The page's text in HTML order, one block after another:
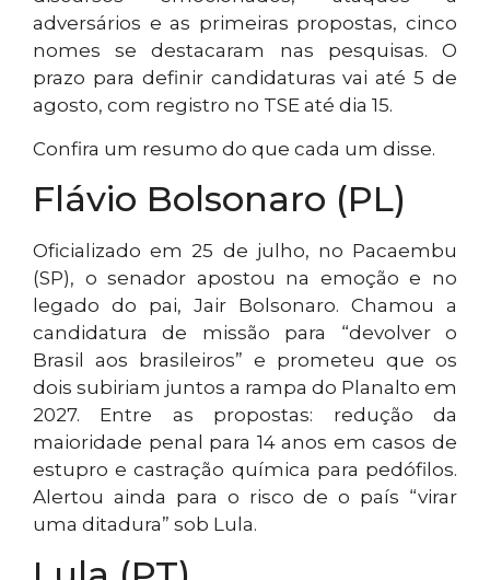
adversários e as primeiras propostas, cinco
nomes se destacaram nas pesquisas. O
prazo para definir candidaturas vai até 5 de
agosto, com registro no TSE até dia 15.
Confira um resumo do que cada um disse.
Flávio Bolsonaro (PL)
Oficializado em 25 de julho, no Pacaembu
(SP), o senador apostou na emoção e no
legado do pai, Jair Bolsonaro. Chamou a
candidatura de missão para “devolver o
Brasil aos brasileiros” e prometeu que os
dois subiriam juntos a rampa do Planalto em
2027. Entre as propostas: redução da
maioridade penal para 14 anos em casos de
estupro e castração química para pedófilos.
Alertou ainda para o risco de o país “virar
uma ditadura” sob Lula.